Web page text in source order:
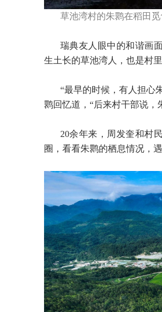
草池湾村的朱鹮在稻田觅
瑞典友人眼中的和谐画
生土长的草池湾人，也是村
“最早的时候，有人担心
鹮回忆道，“后来村干部说，
20余年来，周发奎和村
圈，看看朱鹮的栖息情况，